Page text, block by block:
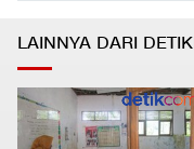
LAINNYA DARI